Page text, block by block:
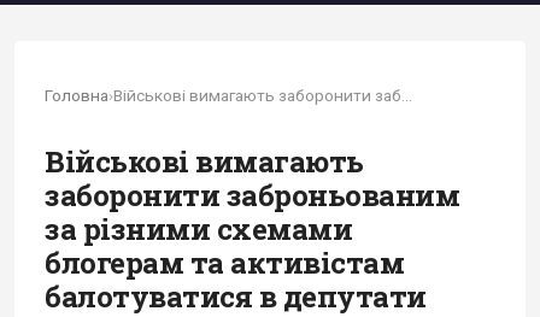
Головна›
Військові вимагають
заборонити заброньованим
за різними схемами
блогерам та активістам
балотуватися в депутати